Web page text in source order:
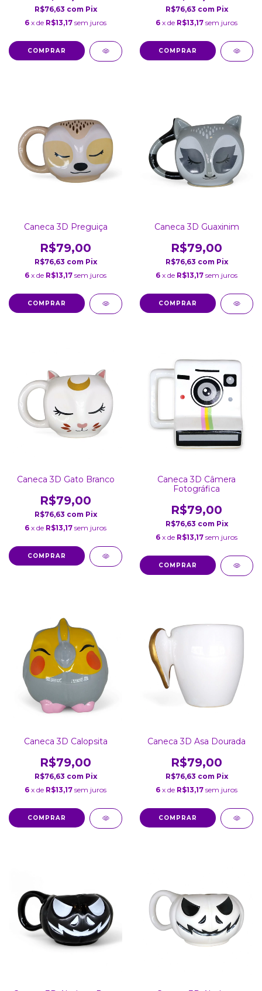
R$76,63 com Pix
6 x de R$13,17 sem juros
R$76,63 com Pix
6 x de R$13,17 sem juros
Caneca 3D Preguiça
R$79,00
R$76,63 com Pix
6 x de R$13,17 sem juros
Caneca 3D Guaxinim
R$79,00
R$76,63 com Pix
6 x de R$13,17 sem juros
Caneca 3D Gato Branco
R$79,00
R$76,63 com Pix
6 x de R$13,17 sem juros
Caneca 3D Câmera
Fotográfica
R$79,00
R$76,63 com Pix
6 x de R$13,17 sem juros
Caneca 3D Calopsita
R$79,00
R$76,63 com Pix
6 x de R$13,17 sem juros
Caneca 3D Asa Dourada
R$79,00
R$76,63 com Pix
6 x de R$13,17 sem juros